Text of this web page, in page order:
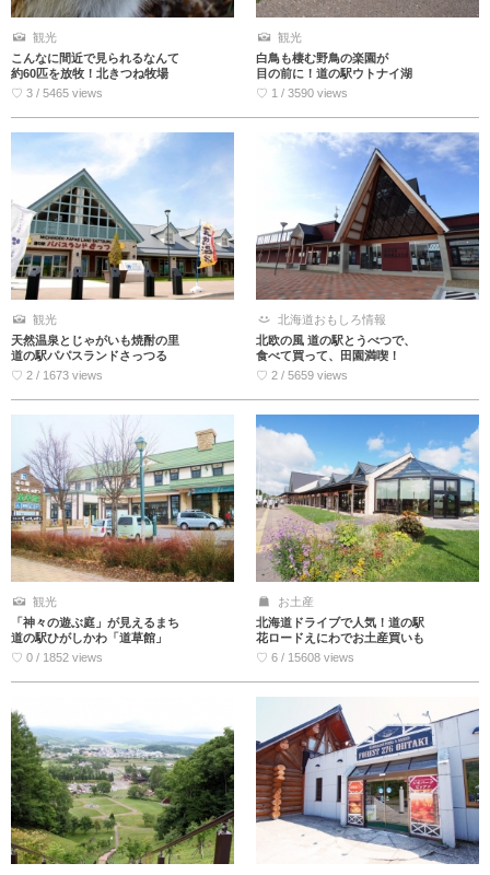
観光
こんなに間近で見られるなんて
約60匹を放牧！北きつね牧場
♡ 3 / 5465 views
観光
白鳥も棲む野鳥の楽園が
目の前に！道の駅ウトナイ湖
♡ 1 / 3590 views
観光
天然温泉とじゃがいも焼酎の里
道の駅パパスランドさっつる
♡ 2 / 1673 views
北海道おもしろ情報
北欧の風 道の駅とうべつで、
食べて買って、田園満喫！
♡ 2 / 5659 views
観光
「神々の遊ぶ庭」が見えるまち
道の駅ひがしかわ「道草館」
♡ 0 / 1852 views
お土産
北海道ドライブで人気！道の駅
花ロードえにわでお土産買いも
♡ 6 / 15608 views